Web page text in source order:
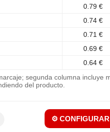
0.79 €
0.74 €
0.71 €
0.69 €
0.64 €
segunda columna incluye
del producto.
⚙️